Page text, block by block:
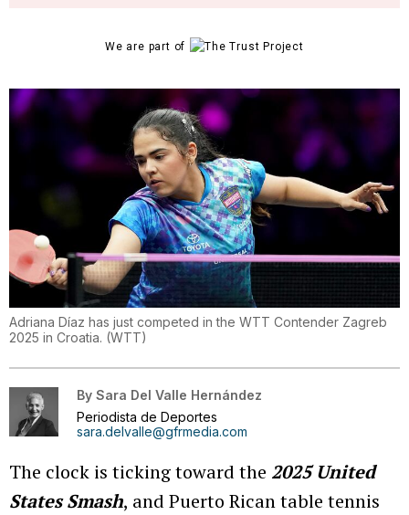
We are part of
Adriana Díaz has just competed in the WTT Contender Zagreb
2025 in Croatia. (WTT)
By Sara Del Valle Hernández
Periodista de Deportes
sara.delvalle@gfrmedia.com
The clock is ticking toward the 2025 United
States Smash, and Puerto Rican table tennis